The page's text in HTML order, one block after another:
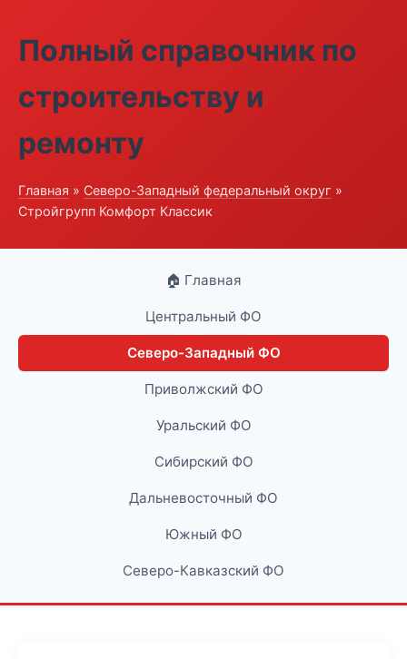
Полный справочник по
строительству и
ремонту
Главная » Северо-Западный федеральный округ »
Стройгрупп Комфорт Классик
🏠 Главная
Центральный ФО
Северо-Западный ФО
Приволжский ФО
Уральский ФО
Сибирский ФО
Дальневосточный ФО
Южный ФО
Северо-Кавказский ФО